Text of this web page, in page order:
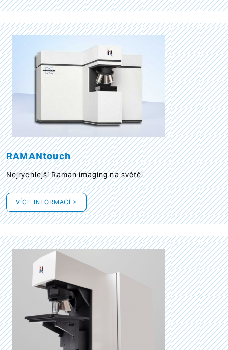
RAMANtouch
Nejrychlejší Raman imaging na světě!
VÍCE INFORMACÍ >